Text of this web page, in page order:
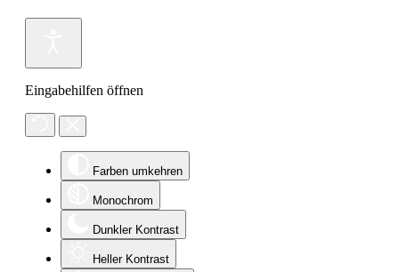
Eingabehilfen öffnen
Farben umkehren
Monochrom
Dunkler Kontrast
Heller Kontrast